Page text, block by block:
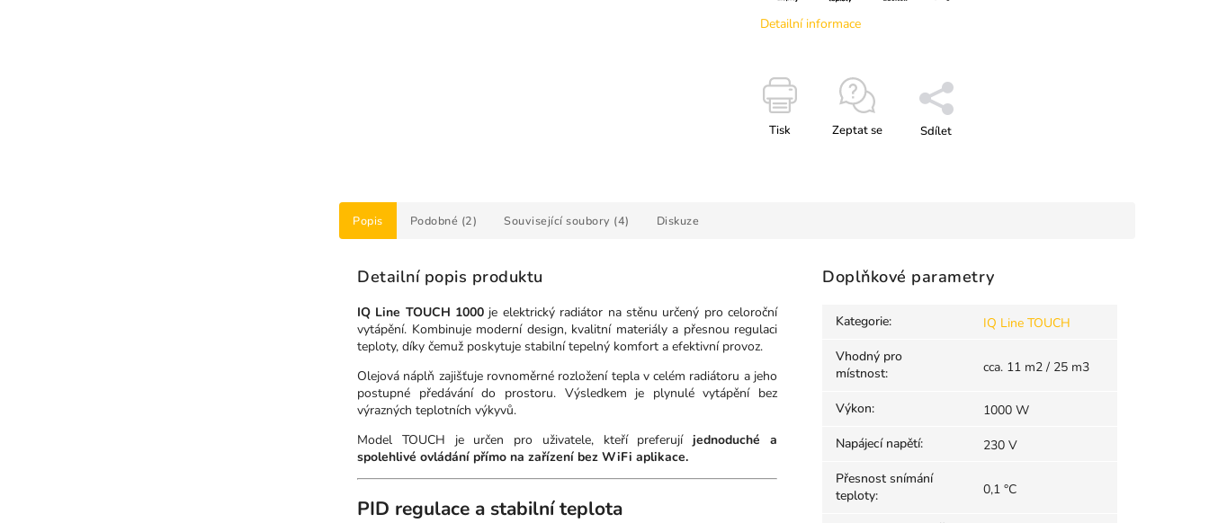
Detailní informace
Tisk Zeptat se Sdílet
Popis Podobné (2) Související soubory (4) Diskuze
Detailní popis produktu
IQ Line TOUCH 1000 je elektrický radiátor na stěnu určený pro celoroční
vytápění. Kombinuje moderní design, kvalitní materiály a přesnou regulaci
teploty, díky čemuž poskytuje stabilní tepelný komfort a efektivní provoz.
Olejová náplň zajišťuje rovnoměrné rozložení tepla v celém radiátoru a jeho
postupné předávání do prostoru. Výsledkem je plynulé vytápění bez
výrazných teplotních výkyvů.
Model TOUCH je určen pro uživatele, kteří preferujíjednoduché a
spolehlivé ovládání přímo na zařízení bez WiFi aplikace.
PID regulace a stabilní teplota
Doplňkové parametry
Kategorie:
IQ Line TOUCH
Vhodný pro
místnost: cca. 11 m2 / 25 m3
Výkon:
1000 W
Napájecí napětí:
230 V
Přesnost snímání
teploty: 0,1 °C